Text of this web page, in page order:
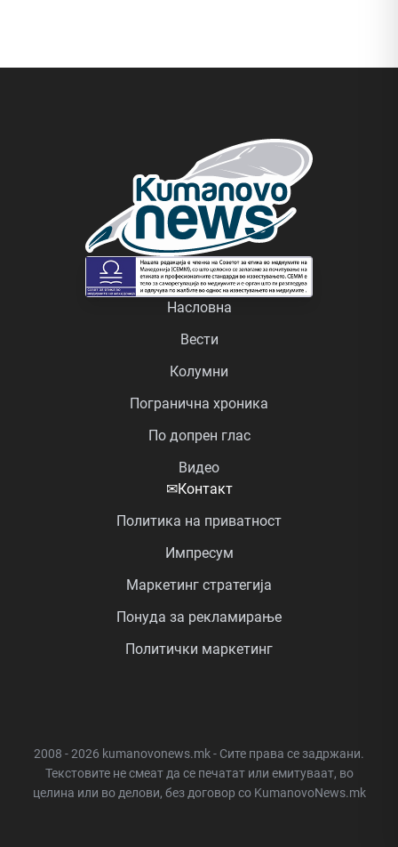
Насловна
Вести
Колумни
Погранична хроника
По допрен глас
Видео
✉Контакт
Политика на приватност
Импресум
Маркетинг стратегија
Понуда за рекламирање
Политички маркетинг
2008 - 2026 kumanovonews.mk - Сите права се задржани.
Текстовите не смеат да се печатат или емитуваат, во
целина или во делови, без договор со KumanovoNews.mk